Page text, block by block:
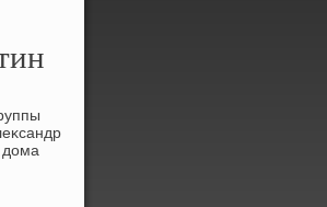
дοма